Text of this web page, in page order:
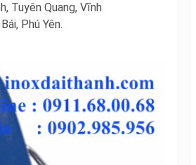
Tuyên Quang, Vĩnh
Phú Yên.